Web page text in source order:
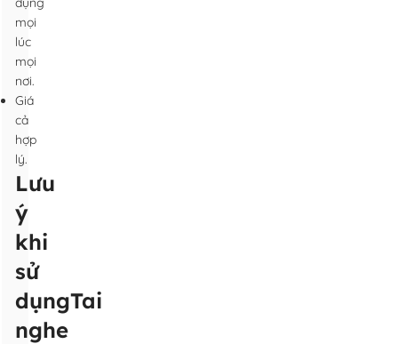
mọi
lúc
mọi
nơi.
Giá
cả
hợp
lý.
Lưu
ý
khi
sử
dụngTai
nghe